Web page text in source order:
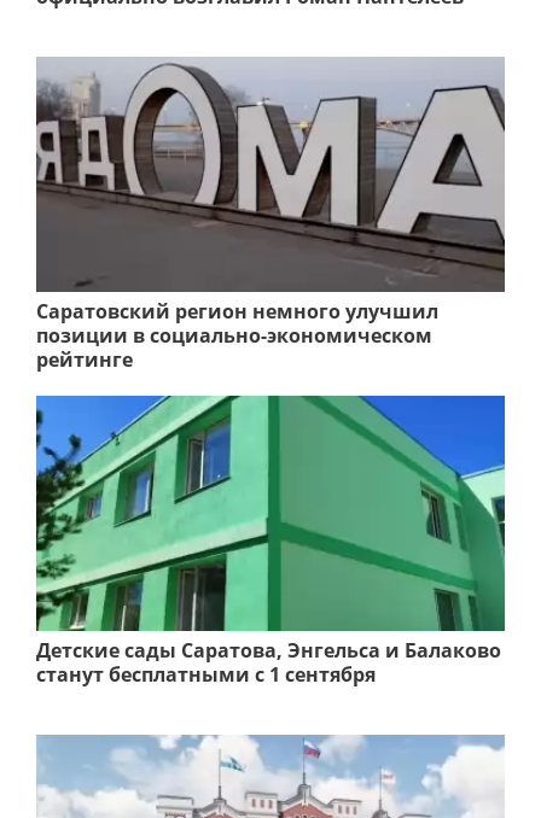
Саратовский регион немного улучшил
позиции в социально-экономическом
рейтинге
Детские сады Саратова, Энгельса и Балаково
станут бесплатными с 1 сентября